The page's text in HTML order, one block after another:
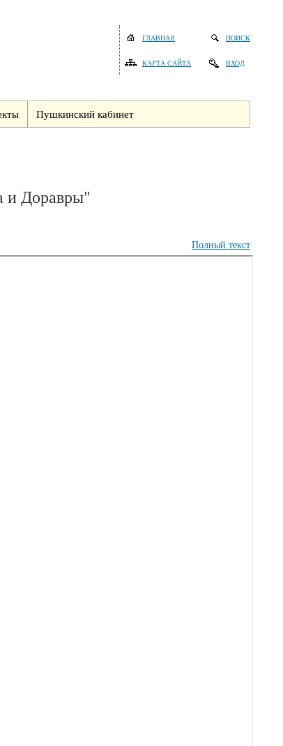
ГЛАВНАЯ
КАРТА САЙТА
ПОИСК
ВХОД
Пушкинский кабинет
и Доравры"
Полный текст